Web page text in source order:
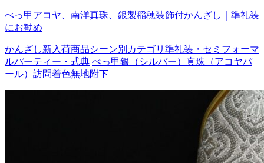
べっ甲アコヤ、南洋真珠、銀製稲穂装飾付かんざし｜準礼装
にお勧め
かんざし新入荷商品シーン別カテゴリ 準礼装・セミフォーマ
ルパーティー・式典 べっ甲銀（シルバー） 真珠（アコヤパ
ール） 訪問着色無地附下